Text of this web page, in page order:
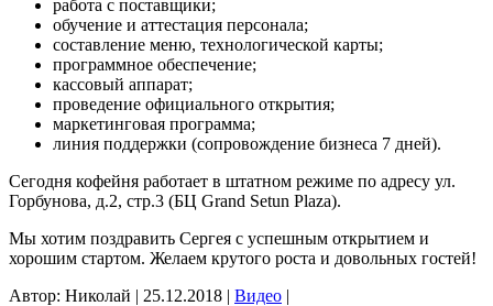
работа с поставщики;
обучение и аттестация персонала;
составление меню, технологической карты;
программное обеспечение;
кассовый аппарат;
проведение официального открытия;
маркетинговая программа;
линия поддержки (сопровождение бизнеса 7 дней).
Сегодня кофейня работает в штатном режиме по адресу ул.
Горбунова, д.2, стр.3 (БЦ Grand Setun Plaza).
Мы хотим поздравить Сергея с успешным открытием и
хорошим стартом. Желаем крутого роста и довольных гостей!
Автор: Николай | 25.12.2018 | Видео |